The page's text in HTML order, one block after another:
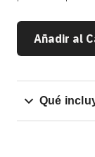
Añadir al
Qué